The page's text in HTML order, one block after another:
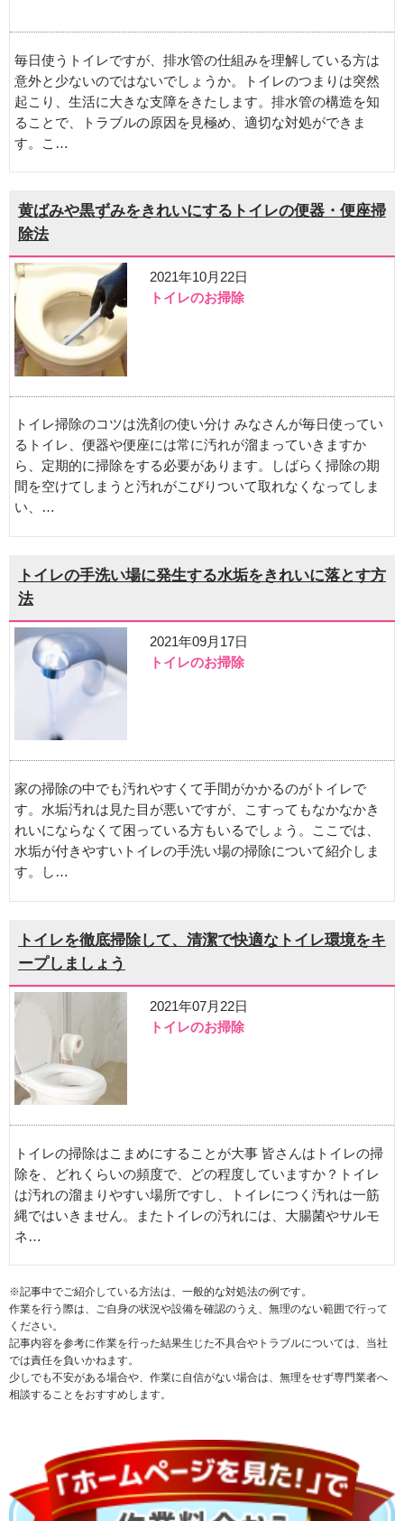
毎日使うトイレですが、排水管の仕組みを理解している方は
意外と少ないのではないでしょうか。トイレのつまりは突然
起こり、生活に大きな支障をきたします。排水管の構造を知
ることで、トラブルの原因を見極め、適切な対処ができま
す。こ…
黄ばみや黒ずみをきれいにするトイレの便器・便座掃
除法
2021年10月22日
トイレのお掃除
トイレ掃除のコツは洗剤の使い分け みなさんが毎日使ってい
るトイレ、便器や便座には常に汚れが溜まっていきますか
ら、定期的に掃除をする必要があります。しばらく掃除の期
間を空けてしまうと汚れがこびりついて取れなくなってしま
い、…
トイレの手洗い場に発生する水垢をきれいに落とす方
法
2021年09月17日
トイレのお掃除
家の掃除の中でも汚れやすくて手間がかかるのがトイレで
す。水垢汚れは見た目が悪いですが、こすってもなかなかき
れいにならなくて困っている方もいるでしょう。ここでは、
水垢が付きやすいトイレの手洗い場の掃除について紹介しま
す。し…
トイレを徹底掃除して、清潔で快適なトイレ環境をキ
ープしましょう
2021年07月22日
トイレのお掃除
トイレの掃除はこまめにすることが大事 皆さんはトイレの掃
除を、どれくらいの頻度で、どの程度していますか？トイレ
は汚れの溜まりやすい場所ですし、トイレにつく汚れは一筋
縄ではいきません。またトイレの汚れには、大腸菌やサルモ
ネ…
※記事中でご紹介している方法は、一般的な対処法の例です。
作業を行う際は、ご自身の状況や設備を確認のうえ、無理のない範囲で行って
ください。
記事内容を参考に作業を行った結果生じた不具合やトラブルについては、当社
では責任を負いかねます。
少しでも不安がある場合や、作業に自信がない場合は、無理をせず専門業者へ
相談することをおすすめします。